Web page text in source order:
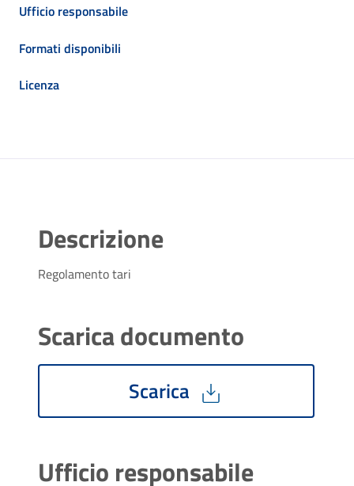
Ufficio responsabile
Formati disponibili
Licenza
Descrizione
Regolamento tari
Scarica documento
Scarica
Ufficio responsabile